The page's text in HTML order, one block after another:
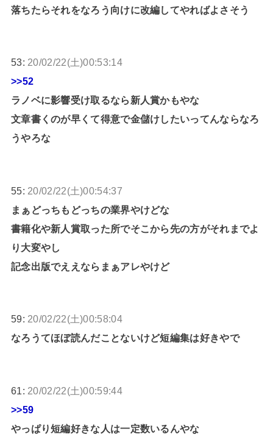
落ちたらそれをなろう向けに改編してやればよさそう
53: 20/02/22(土)00:53:14
>>52
ラノベに影響受け取るなら新人賞かもやな
文章書くのが早くて得意で金儲けしたいってんならなろ
うやろな
55: 20/02/22(土)00:54:37
まぁどっちもどっちの業界やけどな
書籍化や新人賞取った所でそこから先の方がそれまでよ
り大変やし
記念出版でええならまぁアレやけど
59: 20/02/22(土)00:58:04
なろうてほぼ読んだことないけど短編集は好きやで
61: 20/02/22(土)00:59:44
>>59
やっぱり短編好きな人は一定数いるんやな